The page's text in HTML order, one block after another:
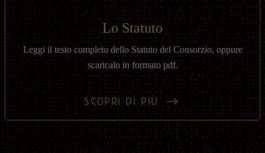
Lo Statuto
Leggi il testo completo dello Statuto del Consorzio, oppure
scaricalo in formato pdf.
SCOPRI DI PIÙ